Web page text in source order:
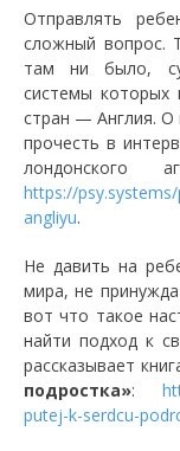
Отправлять
сложный вопрос.
там ни было,
системы которых
стран — Англия. О
прочесть в
лондонского
https://
angliyu.
Не давить на
мира, не
вот что такое
найти подход к
рассказывает
подростка»:
putej-k-serdcu-